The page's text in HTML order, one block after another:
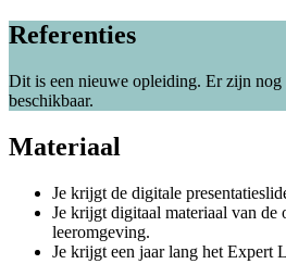
Referenties
Dit is een nieuwe opleiding. Er zijn nog
beschikbaar.
Materiaal
Je krijgt de digitale
Je krijgt digitaal materiaal van
leeromgeving.
Je krijgt een jaar lang het Expert